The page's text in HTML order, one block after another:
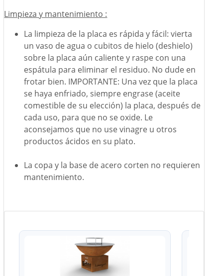
Limpieza y mantenimiento :
La limpieza de la placa es rápida y fácil: vierta
un vaso de agua o cubitos de hielo (deshielo)
sobre la placa aún caliente y raspe con una
espátula para eliminar el residuo. No dude en
frotar bien. IMPORTANTE: Una vez que la placa
se haya enfriado, siempre engrase (aceite
comestible de su elección) la placa, después de
cada uso, para que no se oxide. Le
aconsejamos que no use vinagre u otros
productos ácidos en su plato.
La copa y la base de acero corten no requieren
mantenimiento.